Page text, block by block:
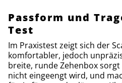
Passform und
Test
Im Praxistest zeigt sich der
komfortabler, jedoch
breite, runde Zehenbox sorgt
nicht eingeengt wird, und